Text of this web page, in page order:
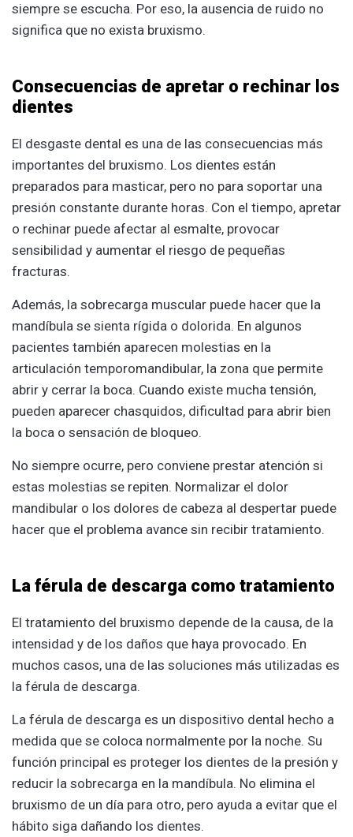
siempre se escucha. Por eso, la ausencia de ruido no
significa que no exista bruxismo.
Consecuencias de apretar o rechinar los
dientes
El desgaste dental es una de las consecuencias más
importantes del bruxismo. Los dientes están
preparados para masticar, pero no para soportar una
presión constante durante horas. Con el tiempo, apretar
o rechinar puede afectar al esmalte, provocar
sensibilidad y aumentar el riesgo de pequeñas
fracturas.
Además, la sobrecarga muscular puede hacer que la
mandíbula se sienta rígida o dolorida. En algunos
pacientes también aparecen molestias en la
articulación temporomandibular, la zona que permite
abrir y cerrar la boca. Cuando existe mucha tensión,
pueden aparecer chasquidos, dificultad para abrir bien
la boca o sensación de bloqueo.
No siempre ocurre, pero conviene prestar atención si
estas molestias se repiten. Normalizar el dolor
mandibular o los dolores de cabeza al despertar puede
hacer que el problema avance sin recibir tratamiento.
La férula de descarga como tratamiento
El tratamiento del bruxismo depende de la causa, de la
intensidad y de los daños que haya provocado. En
muchos casos, una de las soluciones más utilizadas es
la férula de descarga.
La férula de descarga es un dispositivo dental hecho a
medida que se coloca normalmente por la noche. Su
función principal es proteger los dientes de la presión y
reducir la sobrecarga en la mandíbula. No elimina el
bruxismo de un día para otro, pero ayuda a evitar que el
hábito siga dañando los dientes.